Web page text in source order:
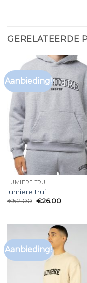
GERELATEERDE
Aanbieding!
LUMIERE TRUI
lumiere trui
€52.00 €26.00
Aanbieding!